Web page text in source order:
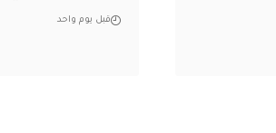
قبل يوم واحد